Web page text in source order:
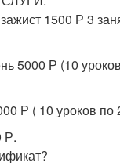
1500 Р 3
5000 Р (10
Р ( 10 уроков
Р.